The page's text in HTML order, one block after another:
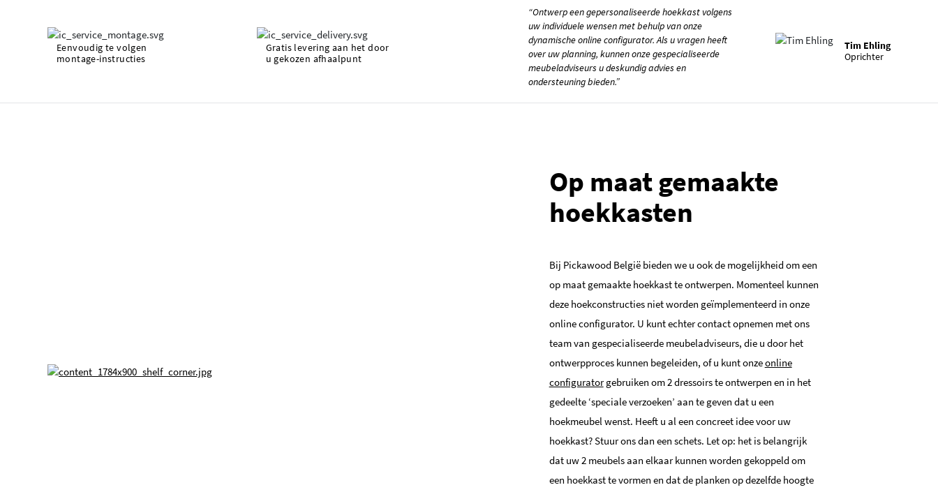
Eenvoudig te volgen
montage-instructies
Gratis levering aan het door
u gekozen afhaalpunt
“Ontwerp een gepersonaliseerde hoekkast volgens
uw individuele wensen met behulp van onze
dynamische online configurator. Als u vragen heeft
over uw planning, kunnen onze gespecialiseerde
meubeladviseurs u deskundig advies en
ondersteuning bieden.”
Tim Ehling
Oprichter
Op maat gemaakte
hoekkasten
Bij Pickawood België bieden we u ook de mogelijkheid om een
op maat gemaakte hoekkast te ontwerpen. Momenteel kunnen
deze hoekconstructies niet worden geïmplementeerd in onze
online configurator. U kunt echter contact opnemen met ons
team van gespecialiseerde meubeladviseurs, die u door het
ontwerpproces kunnen begeleiden, of u kunt onzeonline
configuratorgebruiken om 2 dressoirs te ontwerpen en in het
gedeelte ‘speciale verzoeken’ aan te geven dat u een
hoekmeubel wenst. Heeft u al een concreet idee voor uw
hoekkast? Stuur ons dan een schets. Let op: het is belangrijk
dat uw 2 meubels aan elkaar kunnen worden gekoppeld om
een hoekkast te vormen en dat de planken op dezelfde hoogte